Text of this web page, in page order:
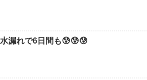
水漏れで6日間も😰😰😰